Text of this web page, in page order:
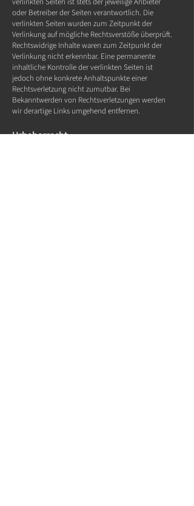
oder Betreiber der Seiten verantwortlich. Die
verlinkten Seiten wurden zum Zeitpunkt der
Verlinkung auf mögliche Rechtsverstöße überprüft.
Rechtswidrige Inhalte waren zum Zeitpunkt der
Verlinkung nicht erkennbar. Eine permanente
inhaltliche Kontrolle der verlinkten Seiten ist
jedoch ohne konkrete Anhaltspunkte einer
Rechtsverletzung nicht zumutbar. Bei
Bekanntwerden von Rechtsverletzungen werden
wir derartige Links umgehend entfernen.
Urheberrecht